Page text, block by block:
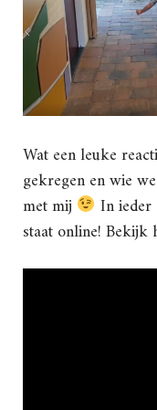
Wat een leuke
gekregen en wie
met mij
In ieder
staat online! Bekijk